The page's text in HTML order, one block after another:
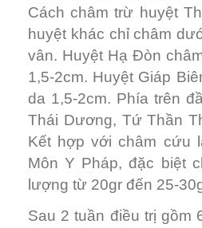
Cách châm trừ huyệt
huyệt khác chỉ châm
vân. Huyệt Hạ Đòn
1,5-2cm. Huyệt Giáp
da 1,5-2cm. Phía trên
Thái Dương, Tứ Thần
Kết hợp với châm cứu
Môn Y Pháp, đặc biệt
lượng từ 20gr đến 25-
Sau 2 tuần điều trị gồm